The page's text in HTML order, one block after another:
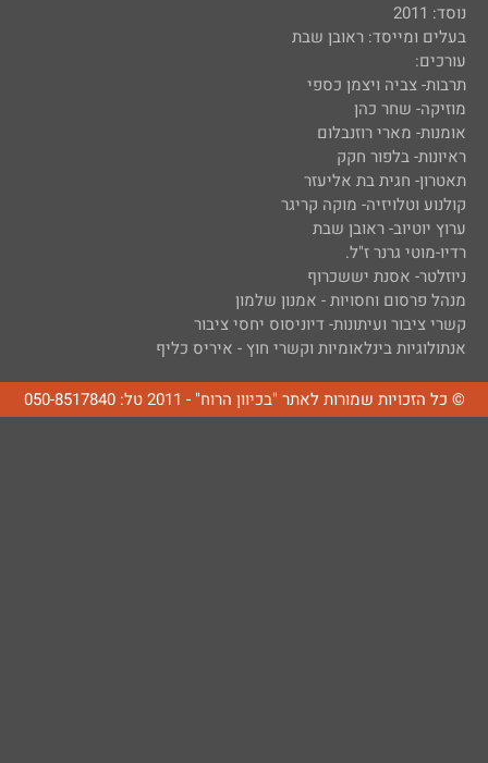
נוסד: 2011
בעלים ומייסד: ראובן שבת
עורכים:
תרבות- צביה ויצמן כספי
מוזיקה- שחר כהן
אומנות- מארי רוזנבלום
ראיונות- בלפור חקק
תאטרון- חגית בת אליעזר
קולנוע וטלויזיה- מוקה קריגר
ערוץ יוטיוב- ראובן שבת
רדיו-מוטי גרנר ז"ל.
ניוזלטר- אסנת יששכרוף
מנהל פרסום וחסויות - אמנון שלמון
קשרי ציבור ועיתונות- דיוניסוס יחסי ציבור
אנתולוגיות בינלאומיות וקשרי חוץ - איריס כליף
© כל הזכויות שמורות לאתר "בכיוון הרוח" - 2011 טל: 050-8517840